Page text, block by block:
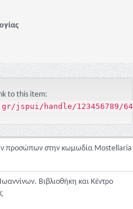
to this item:
jspui/handle/123456789/
προσώπων στην κωμωδία Mostellaria
Βιβλιοθήκη και Κέντρο